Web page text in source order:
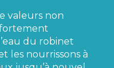
valeurs non
du robinet
les nourrissons à